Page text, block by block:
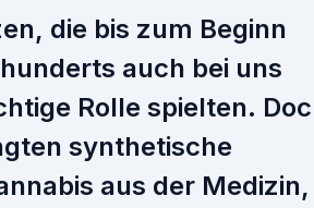
die bis zum Beginn
auch bei uns
Rolle spielten.
synthetische
aus der Medizin,